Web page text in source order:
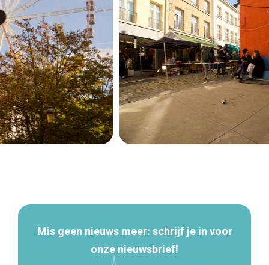
Mis geen nieuws meer: schrijf je in voor
onze nieuwsbrief!